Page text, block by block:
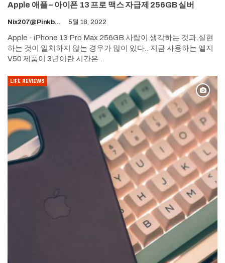
Apple 애플 – 아이폰 13 프로 맥스 자급제 256GB 실버
Nix207@pinkboy.org 5월 18, 2022
Apple - iPhone 13 Pro Max 256GB 사람이 생각하는 것과.실현
하는 것이 일치하지 않는 경우가 많이 있다.. 지금 사용하는 엘지
V50 제품이 3년이란 시간은
LIFE REVIEWS